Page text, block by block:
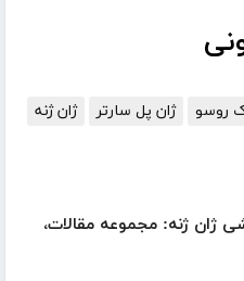
روسو ژان پل سارتر ژان ژنه
ژان ژنه: مجموعه مقالات،